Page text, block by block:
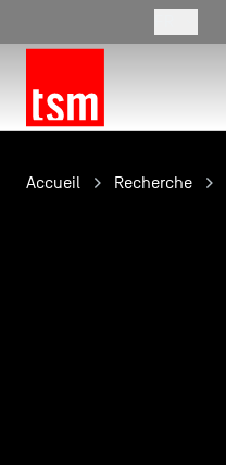
L'école
Accueil Recherche